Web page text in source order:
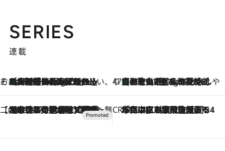
SERIES
連載
そおだよおこの関西おいしい、おやつ紀行
10 Hours Ago
［大阪府箕面市］一皿一皿目の前で仕上げられる、料理を巧みに組み込んだアシェットデセールコース「ミチル アシェット デセール（Michiru assiette dessert）」 47都道府県の手みやげ ひんやりスイーツで夏を満喫
10 Hours Ago
【和歌山県】この夏絶対食べたい 冷やしておいしいおやつ3選 みかんがごろっと丸ごと入ったジュレ
【CREA×星野リゾート】唯一無二。癒しと発見が待つ場所へ
2026.8.7
【トンボの足水浴】ヒノキの香りに包まれて涼感マックス！約13℃の湧水かけ流しを避暑地「星野温泉 トンボの湯」で体験 CREA'S CHOICE
2026.8.7
「立川にも歌舞伎があるんだよ」 片岡仁左衛門・市川中車ら豪華座組みで4年目の立川立飛歌舞伎へ